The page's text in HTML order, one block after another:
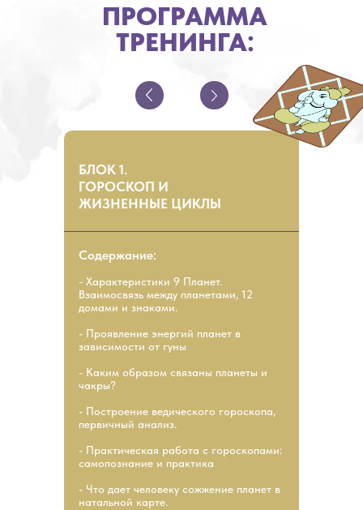
ПРОГРАММА
ТРЕНИНГА:
БЛОК 1.
ГОРОСКОП И
ЖИЗНЕННЫЕ ЦИКЛЫ
Содержание:
- Характеристики 9 Планет.
Взаимосвязь между планетами, 12
домами и знаками.
- Проявление энергий планет в
зависимости от гуны
- Каким образом связаны планеты и
чакры?
- Построение ведического гороскопа,
первичный анализ.
- Практическая работа с гороскопами:
cамопознание и практика
- Что дает человеку сожжение планет в
натальной карте.